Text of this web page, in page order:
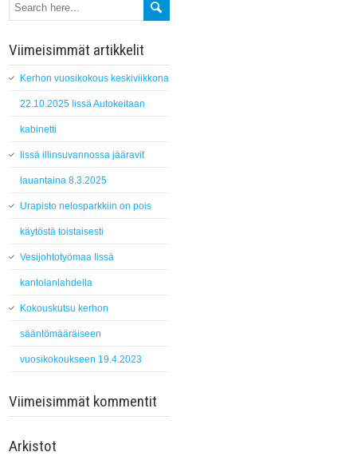
Viimeisimmät artikkelit
Kerhon vuosikokous keskiviikkona
22.10.2025 Iissä Autokeitaan
kabinetti
Iissä illinsuvannossa jääravit
lauantaina 8.3.2025
Urapisto nelosparkkiin on pois
käytöstä toistaisesti
Vesijohtotyömaa Iissä
kantolanlahdella
Kokouskutsu kerhon
sääntömääräiseen
vuosikokoukseen 19.4.2023
Viimeisimmät kommentit
Arkistot